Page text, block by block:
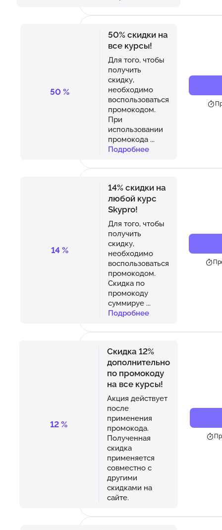
50 %
50% скидки на
все курсы!
Для того, чтобы
получить
скидку,
необходимо
воспользоваться
промокодом.
При
использовании
промокода ...
Подробнее
14 %
14% скидки на
любой курс
Skypro!
Для того, чтобы
получить
скидку,
необходимо
воспользоваться
промокодом.
Скидка по
промокоду
суммируе ...
Подробнее
12 %
Скидка 12%
дополнительно
по промокоду
на все курсы!
Акция действует
после
применения
промокода.
Полученная
скидка
применяется
совместно с
другими
скидками на
сайте.